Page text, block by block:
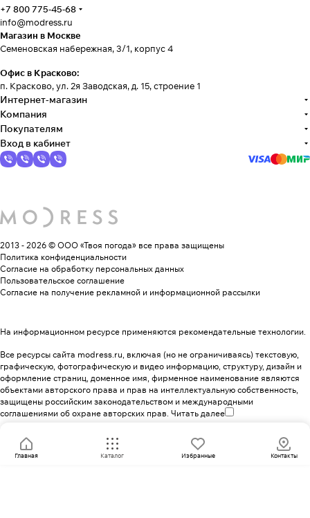
+7 800 775-45-68
info@modress.ru
Магазин в Москве
Семеновская набережная, 3/1, корпус 4
Офис в Красково:
п. Красково, ул. 2я Заводская, д. 15, строение 1
Интернет-магазин
Компания
Покупателям
Вход в кабинет
2013 - 2026 © ООО «Твоя погода» все права защищены
Политика конфиденциальности
Согласие на обработку персональных данных
Пользовательское соглашение
Согласие на получение рекламной и информационной рассылки
На информационном ресурсе применяются рекомендательные технологии.
Все ресурсы сайта modress.ru, включая (но не ограничиваясь) текстовую,
графическую, фотографическую и видео информацию, структуру, дизайн и
оформление страниц, доменное имя, фирменное наименование являются
объектами авторского права и прав на интеллектуальную собственность,
защищены российским законодательством и международными
соглашениями об охране авторских прав. Читать далее
Главная Каталог Избранные Контакты